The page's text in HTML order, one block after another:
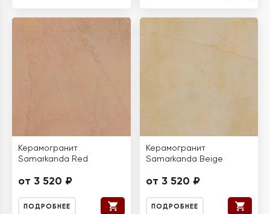
Керамогранит
Samarkanda Red
от 3 520 ₽
ПОДРОБНЕЕ
Керамогранит
Samarkanda Beige
от 3 520 ₽
ПОДРОБНЕЕ